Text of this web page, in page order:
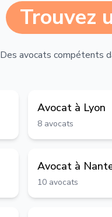
Trouvez
Des avocats compétents
Avocat à Lyon
8 avocats
Avocat à
10 avocats